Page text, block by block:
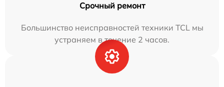
Срочный ремонт
Большинство неисправностей техники TCL мы
устраняем в течение 2 часов.